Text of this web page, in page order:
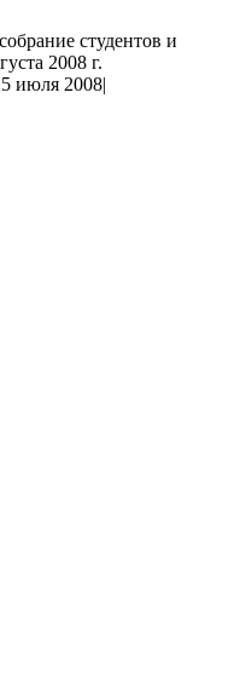
студентов и
2008 г.
июля 2008|